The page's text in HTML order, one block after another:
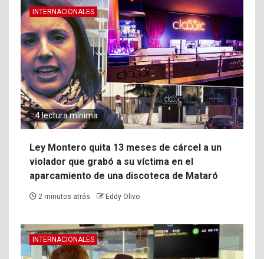
INTERNACIONALES
4 lectura mínima
Ley Montero quita 13 meses de cárcel a un
violador que grabó a su víctima en el
aparcamiento de una discoteca de Mataró
2 minutos atrás Eddy Olivo
INTERNACIONALES